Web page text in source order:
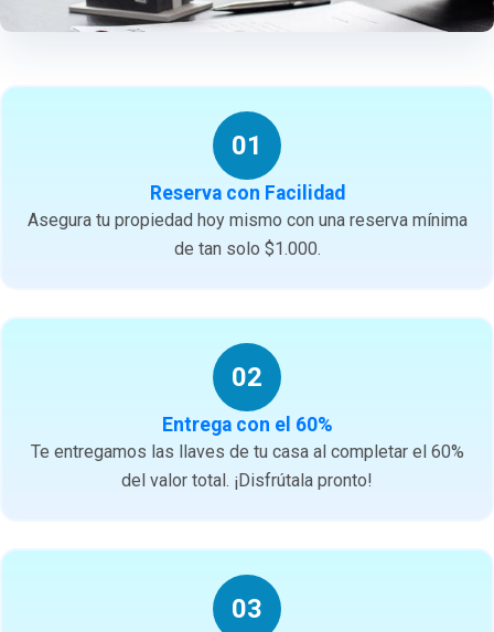
01
Reserva con Facilidad
Asegura tu propiedad hoy mismo con una reserva mínima
de tan solo $1.000.
02
Entrega con el 60%
Te entregamos las llaves de tu casa al completar el 60%
del valor total. ¡Disfrútala pronto!
03